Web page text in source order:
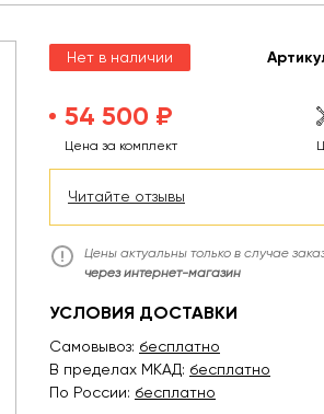
Нет в наличии Арт
54 500 ₽
Цена за комплект
Читайте отзывы
Цены актуальны только в случае
через интернет-магазин
УСЛОВИЯ ДОСТАВКИ
Самовывоз: бесплатно
В пределах МКАД: бесплатно
По России: бесплатно